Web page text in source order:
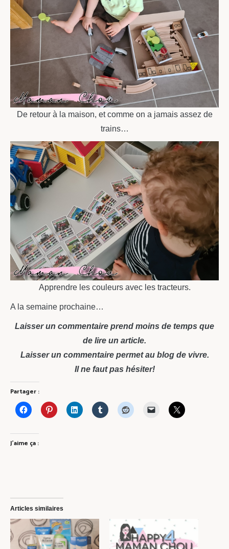
De retour à la maison, et comme on a jamais assez de
trains…
Apprendre les couleurs avec les tracteurs.
A la semaine prochaine…
Laisser un commentaire prend moins de temps que
de lire un article.
Laisser un commentaire permet au blog de vivre.
Il ne faut pas hésiter!
Partager :
J’aime ça :
Articles similaires